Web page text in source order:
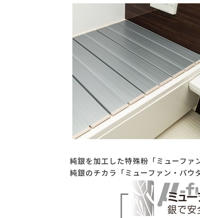
純銀を加工した特殊粉「ミューファ
純銀のチカラ「ミューファン・パウ